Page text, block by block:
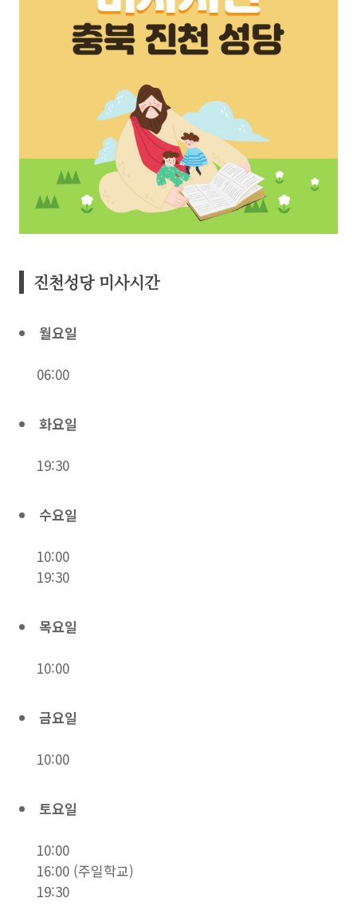
진천성당 미사시간
월요일
06:00
화요일
19:30
수요일
10:00
19:30
목요일
10:00
금요일
10:00
토요일
10:00
16:00 (주일학교)
19:30